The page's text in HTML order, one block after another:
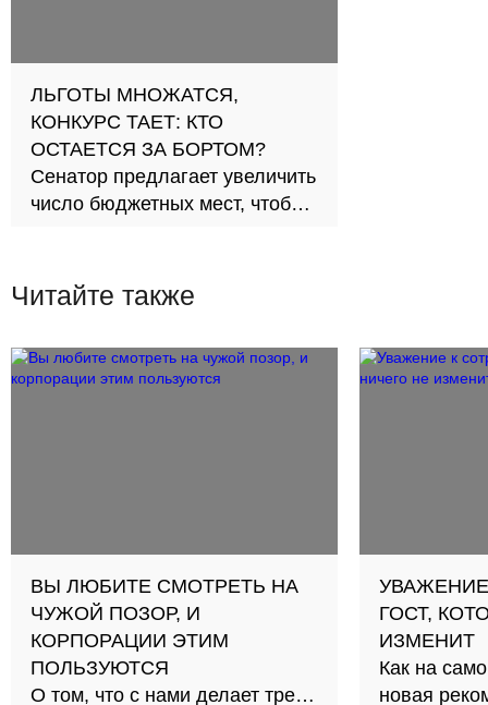
ЛЬГОТЫ МНОЖАТСЯ,
КОНКУРС ТАЕТ: КТО
ОСТАЕТСЯ ЗА БОРТОМ?
Сенатор предлагает увеличить
число бюджетных мест, чтобы
Читайте также
ВЫ ЛЮБИТЕ СМОТРЕТЬ НА
ЧУЖОЙ ПОЗОР, И
КОРПОРАЦИИ ЭТИМ
ПОЛЬЗУЮТСЯ
О том, что с нами делает треш-
ГОСТ,
ИЗМЕНИТ
Как на
новая